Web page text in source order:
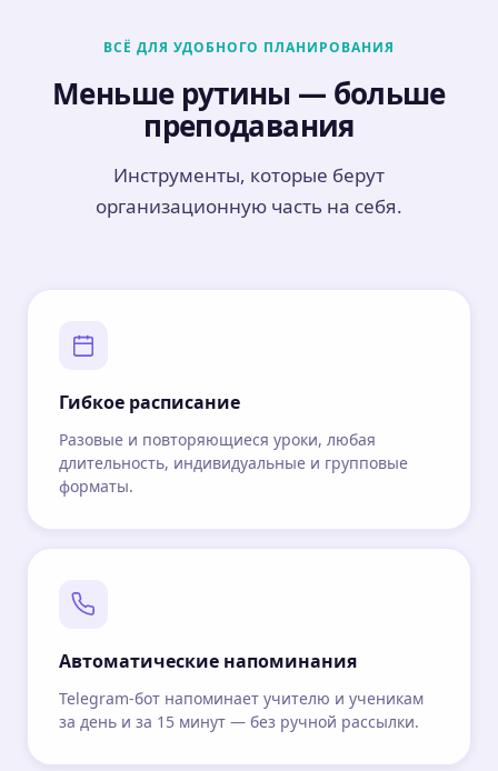
ВСЁ ДЛЯ УДОБНОГО ПЛАНИРОВАНИЯ
Меньше рутины — больше
преподавания
Инструменты, которые берут
организационную часть на себя.
Гибкое расписание
Разовые и повторяющиеся уроки, любая
длительность, индивидуальные и групповые
форматы.
Автоматические напоминания
Telegram-бот напоминает учителю и ученикам
за день и за 15 минут — без ручной рассылки.